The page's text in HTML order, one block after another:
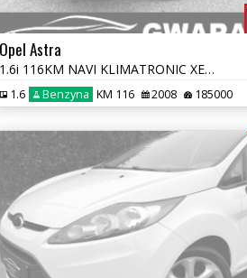
Opel Astra
1.6i 116KM NAVI KLIMATRONIC XENON PDC GRZ.FOTELE OPŁATY GWARANCJA
1.6 Benzyna KM 116 2008 185000